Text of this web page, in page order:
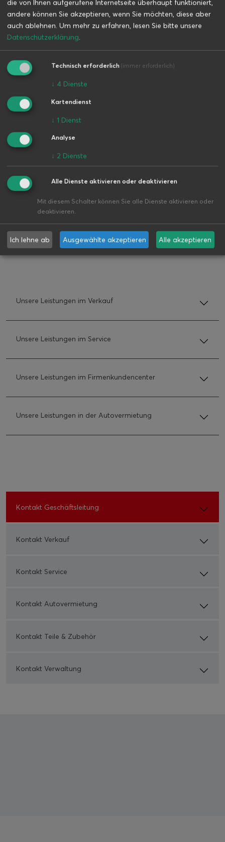
Bei Bedarf stellen wir Ihnen Ihr Wunschfahrzeug sogar
direkt vor die Tür! Nutzen Sie jetzt unser Angebot! Rufen
Sie uns an und reservieren Sie Ihren Wunschmietwagen.
Gerne beantworten wir weitere Fragen auch persönlich.
Unsere Leistungen im Verkauf
Unsere Leistungen im Service
Unsere Leistungen im Firmenkundencenter
Unsere Leistungen in der Autovermietung
Kontakt Geschäftsleitung
Kontakt Verkauf
Kontakt Service
Kontakt Autovermietung
Kontakt Teile & Zubehör
Kontakt Verwaltung
die von Ihnen aufgerufene Internetseite überhaupt funktioniert,
andere können Sie akzeptieren, wenn Sie möchten, diese aber
auch ablehnen. Um mehr zu erfahren, lesen Sie bitte unsere
Datenschutzerklärung.
Technisch erforderlich (immer erforderlich)
↓ 4 Dienste
Kartendienst
↓ 1 Dienst
Analyse
↓ 2 Dienste
Alle Dienste aktivieren oder deaktivieren
Mit diesem Schalter können Sie alle Dienste aktivieren oder
deaktivieren.
Ich lehne ab Ausgewählte akzeptieren Alle akzeptieren